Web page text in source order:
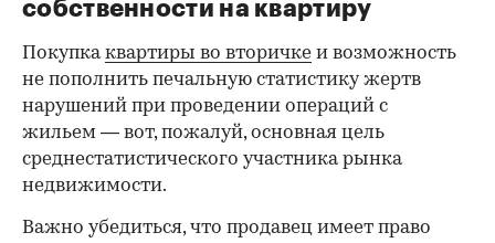
собственности на квартиру
Покупкаквартиры во вторичке и возможность
не пополнить печальную статистику жертв
нарушений при проведении операций с
жильем — вот, пожалуй, основная цель
среднестатистического участника рынка
недвижимости.
Важно убедиться, что продавец имеет право